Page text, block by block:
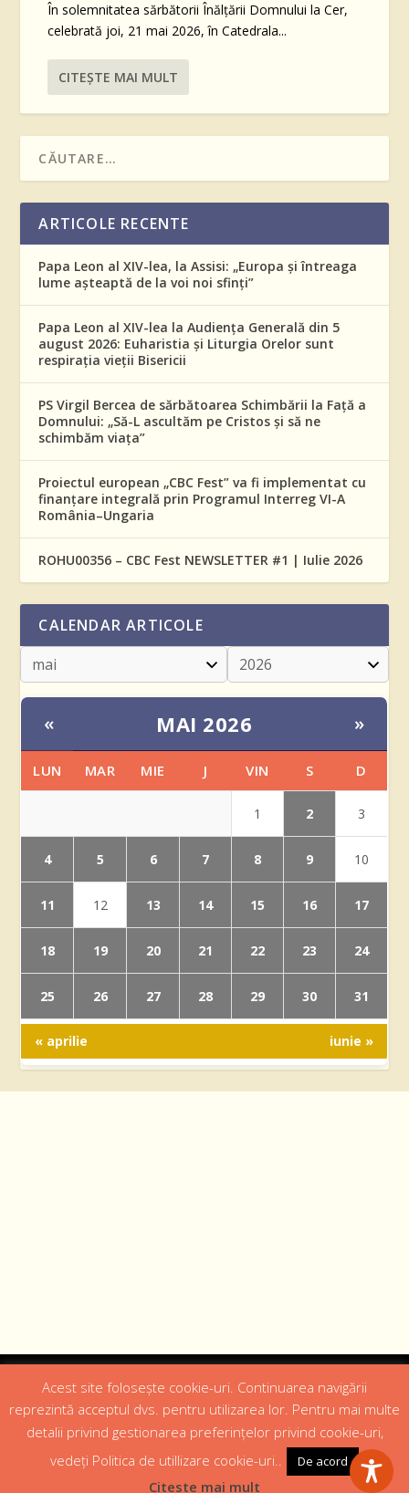
În solemnitatea sărbătorii Înălțării Domnului la Cer,
celebrată joi, 21 mai 2026, în Catedrala...
CITEŞTE MAI MULT
ARTICOLE RECENTE
Papa Leon al XIV-lea, la Assisi: „Europa și întreaga
lume așteaptă de la voi noi sfinți”
Papa Leon al XIV-lea la Audiența Generală din 5
august 2026: Euharistia și Liturgia Orelor sunt
respirația vieții Bisericii
PS Virgil Bercea de sărbătoarea Schimbării la Față a
Domnului: „Să-L ascultăm pe Cristos și să ne
schimbăm viața”
Proiectul european „CBC Fest” va fi implementat cu
finanțare integrală prin Programul Interreg VI-A
România–Ungaria
ROHU00356 – CBC Fest NEWSLETTER #1 | Iulie 2026
CALENDAR ARTICOLE
« MAI 2026 »
LUN MAR MIE J VIN S D
1 2 3
4 5 6 7 8 9 10
11 12 13 14 15 16 17
18 19 20 21 22 23 24
25 26 27 28 29 30 31
« aprilie iunie »
Acasa Istoric Episcopul Institutii
Media
Cateheza
Parteneri
Contact
Acest site folosește cookie-uri. Continuarea navigării
reprezintă acceptul dvs. pentru utilizarea lor. Pentru mai multe
detalii privind gestionarea preferințelor privind cookie-uri,
vedeți Politica de utillizare cookie-uri..
De acord
Citeste mai mult